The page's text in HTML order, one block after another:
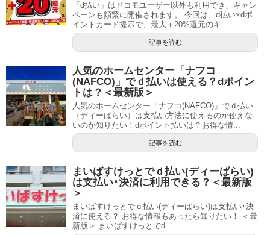
「d払い」はドコモユーザー以外も利用でき、キャン
ペーンも頻繁に開催されます。 今回は、d払い×dポ
イントカード提示で、最大＋20%還元のキ...
記事を読む
人気のホームセンター「ナフコ
(NAFCO)」でｄ払いは使える？dポイン
トは？＜最新版＞
人気のホームセンター「ナフコ(NAFCO)」でｄ払い
（ディーばらい）は支払い方法に使えるのか使えな
いのか知りたい！dポイント払いは？お得な情...
記事を読む
まいばすけっとでｄ払い(ディーばらい)
は支払い･決済に利用できる？＜最新版
＞
まいばすけっとでｄ払い(ディーばらい)は支払い･決
済に使える？ お得な情報もあったら知りたい！ ＜最
新版＞ まいばすけっとでd...